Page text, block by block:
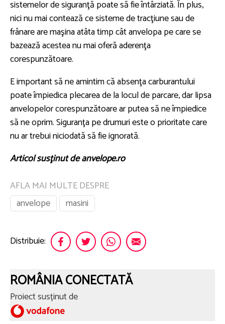
sistemelor de siguranţă poate să fie întârziată. În plus,
nici nu mai contează ce sisteme de tracţiune sau de
frânare are maşina atâta timp cât anvelopa pe care se
bazează acestea nu mai oferă aderenţa
corespunzătoare.
E important să ne amintim că absenţa carburantului
poate împiedica plecarea de la locul de parcare, dar lipsa
anvelopelor corespunzătoare ar putea să ne împiedice
să ne oprim. Siguranţa pe drumuri este o prioritate care
nu ar trebui niciodată să fie ignorată.
Articol susţinut de anvelope.ro
AFLA MAI MULTE DESPRE
anvelope
masini
Distribuie:
ROMÂNIA CONECTATĂ
Proiect susținut de